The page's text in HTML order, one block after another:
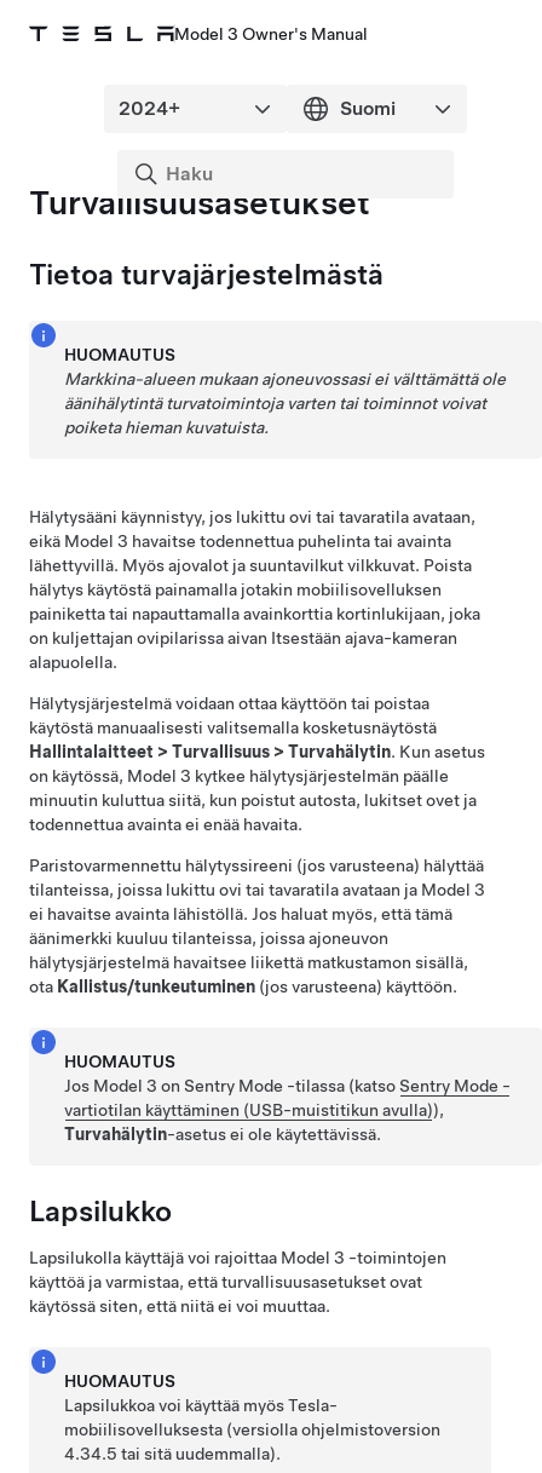
Model 3 Owner's Manual
Turvallisuusasetukset
Tietoa turvajärjestelmästä
HUOMAUTUS
Markkina-alueen mukaan ajoneuvossasi ei välttämättä ole
äänihälytintä turvatoimintoja varten tai toiminnot voivat
poiketa hieman kuvatuista.
Hälytysääni käynnistyy, jos lukittu ovi tai tavaratila avataan,
eikä Model 3 havaitse todennettua puhelinta tai avainta
lähettyvillä. Myös ajovalot ja suuntavilkut vilkkuvat. Poista
hälytys käytöstä painamalla jotakin mobiilisovelluksen
painiketta tai napauttamalla avainkorttia kortinlukijaan, joka
on kuljettajan ovipilarissa aivan Itsestään ajava-kameran
alapuolella.
Hälytysjärjestelmä voidaan ottaa käyttöön tai poistaa
käytöstä manuaalisesti valitsemalla kosketusnäytöstä
Hallintalaitteet > Turvallisuus > Turvahälytin. Kun asetus
on käytössä, Model 3 kytkee hälytysjärjestelmän päälle
minuutin kuluttua siitä, kun poistut autosta, lukitset ovet ja
todennettua avainta ei enää havaita.
Paristovarmennettu hälytyssireeni (jos varusteena) hälyttää
tilanteissa, joissa lukittu ovi tai tavaratila avataan ja Model 3
ei havaitse avainta lähistöllä. Jos haluat myös, että tämä
äänimerkki kuuluu tilanteissa, joissa ajoneuvon
hälytysjärjestelmä havaitsee liikettä matkustamon sisällä,
ota Kallistus/tunkeutuminen (jos varusteena) käyttöön.
HUOMAUTUS
Jos Model 3 on Sentry Mode -tilassa (katsoSentry Mode -
vartiotilan käyttäminen (USB-muistitikun avulla)),
Turvahälytin-asetus ei ole käytettävissä.
Lapsilukko
Lapsilukolla käyttäjä voi rajoittaa Model 3 -toimintojen
käyttöä ja varmistaa, että turvallisuusasetukset ovat
käytössä siten, että niitä ei voi muuttaa.
HUOMAUTUS
Lapsilukkoa voi käyttää myös Tesla-
mobiilisovelluksesta (versiolla ohjelmistoversion
4.34.5 tai sitä uudemmalla).